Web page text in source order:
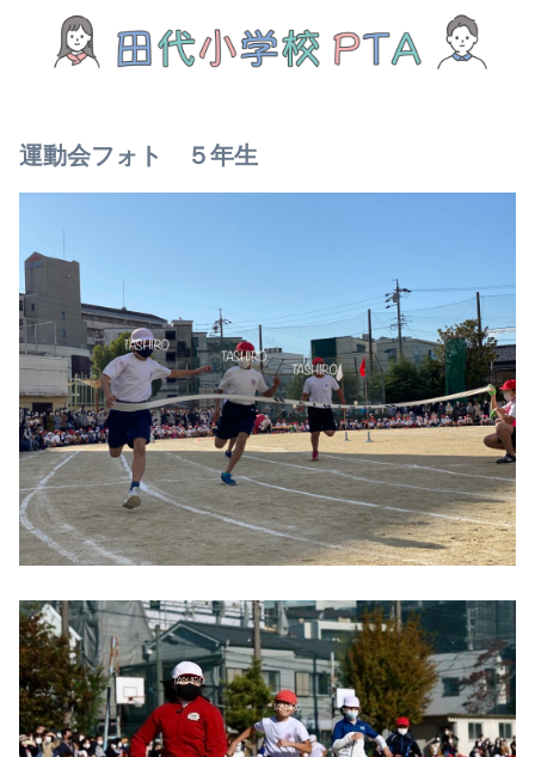
運動会フォト ５年生